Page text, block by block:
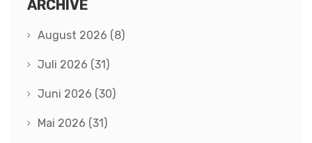
ARCHIVE
August 2026 (8)
Juli 2026 (31)
Juni 2026 (30)
Mai 2026 (31)